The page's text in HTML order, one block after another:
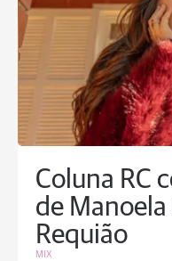
Coluna RC
de
Requião
MIX